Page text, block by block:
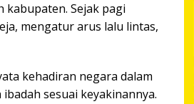
Sejak pagi
mengatur arus lalu lintas,
kehadiran negara dalam
sesuai keyakinannya.